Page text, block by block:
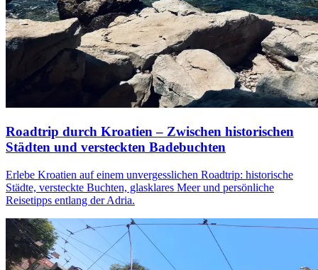
Roadtrip durch Kroatien – Zwischen historischen
Städten und versteckten Badebuchten
Erlebe Kroatien auf einem unvergesslichen Roadtrip: historische
Städte, versteckte Buchten, glasklares Meer und persönliche
Reisetipps entlang der Adria.